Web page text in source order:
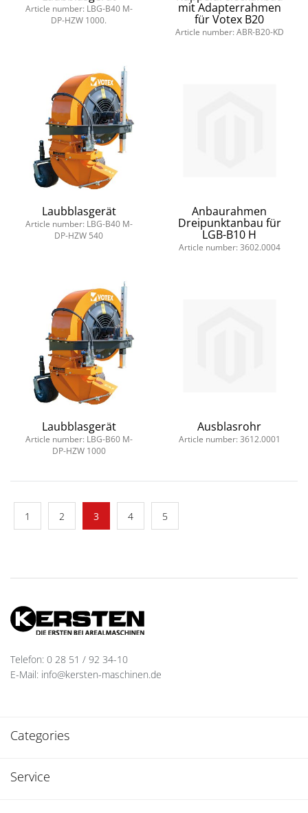
Article number: LBG-B40 M-
DP-HZW 1000.
mit Adapterrahmen
für Votex B20
Article number: ABR-B20-KD
Laubblasgerät
Article number: LBG-B40 M-
DP-HZW 540
Anbaurahmen
Dreipunktanbau für
LGB-B10 H
Article number: 3602.0004
Laubblasgerät
Article number: LBG-B60 M-
DP-HZW 1000
Ausblasrohr
Article number: 3612.0001
1 2 3 4 5
Telefon: 0 28 51 / 92 34-10
E-Mail: info@kersten-maschinen.de
Categories
Service